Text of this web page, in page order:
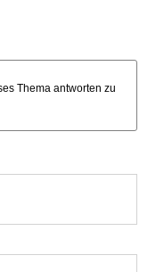
Thema antworten zu